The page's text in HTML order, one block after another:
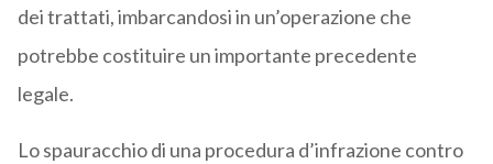
dei trattati, imbarcandosi in un’operazione che
potrebbe costituire un importante precedente
legale.
Lo spauracchio di una procedura d’infrazione contro